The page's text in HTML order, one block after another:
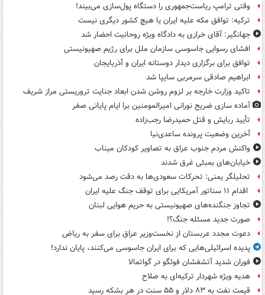
وقتی ترامپ ریاست‌جمهوری را دستگاه پول‌سازی می‌بیند!
ترکیه: توافق مکه علیه ایران یا هیچ کشور دیگری نیست
جهانگیر: آقای خرازی به دادگاه ویژه روحانیت احضار شد
افشای رسوایی جاسوسی سازمان ملل برای رژیم صهیونیستی
توافق برای برگزاری دیدار دوستانه ایران و آذربایجان
ابراهیم صادقی سرمربی سایپا شد
تاکید وزارت خارجه بر لزوم روشن شدن ابعاد جنایت تروریستی مراز شریف
آماده سازی ضریح نورانی امیرالمومنین برا ایام پایانی صفر
تأیید ربایش و قتل حمیدرضا رجب‌زاده
آخرین وضعیت پرونده ساعدی‌نیا
واکنش مردم جنوب عراق به تصاویر کودکان میناب
خیابان‌های بمبئی غرق شدند
تحلیلگر یمنی: تحرکات سعودی‌ها به دقت رصد می‌شود
اقدام ۱۱ سناتور آمریکایی برای توقف جنگ علیه ایران
تجاوز جنگنده‌های صهیونیستی به حریم هوایی لبنان
صورت جدید مسئله جنگ؟!
دعوت مجدد عربستان از نخست‌وزیر عراق برای سفر به ریاض
پدیده اسرائیلی‌هایی که برای ایران جاسوسی می‌کنند، پایان ندارد!
فوران شدید آتشفشان فوئگو در گواتمالا
هدیه ویژه شهردار ترکیه‌ای به صلاح
قیمت نفت به ۸۳ دلار و ۵۵ سنت در هر بشکه رسید